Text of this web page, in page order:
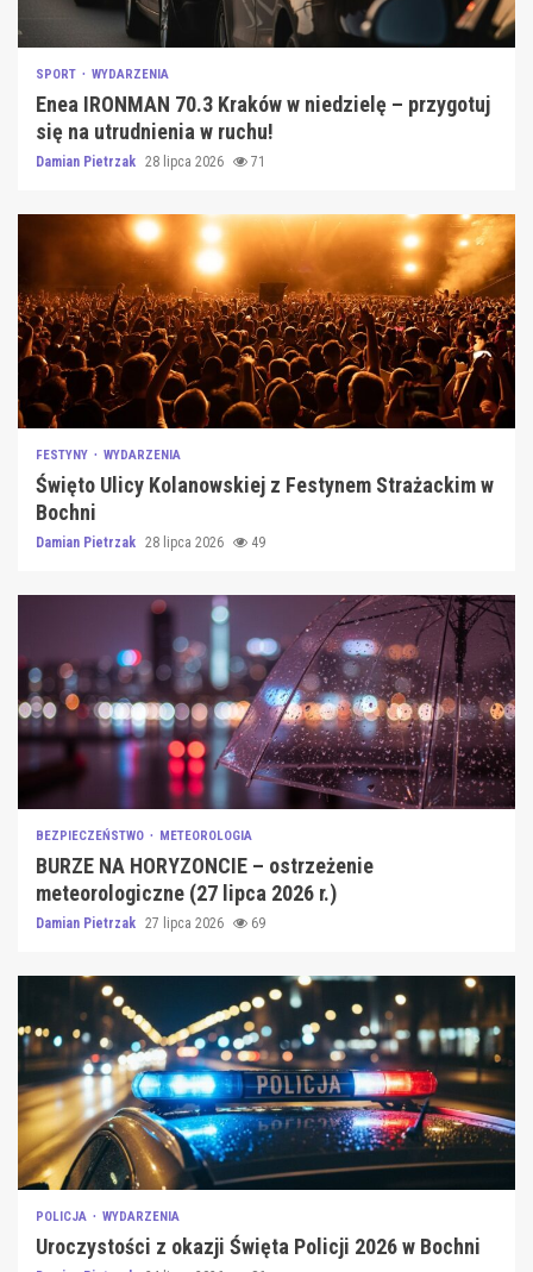
SPORT WYDARZENIA
Enea IRONMAN 70.3 Kraków w niedzielę – przygotuj
się na utrudnienia w ruchu!
Damian Pietrzak 28 lipca 2026 71
FESTYNY WYDARZENIA
Święto Ulicy Kolanowskiej z Festynem Strażackim w
Bochni
Damian Pietrzak 28 lipca 2026 49
BEZPIECZEŃSTWO METEOROLOGIA
BURZE NA HORYZONCIE – ostrzeżenie
meteorologiczne (27 lipca 2026 r.)
Damian Pietrzak 27 lipca 2026 69
POLICJA WYDARZENIA
Uroczystości z okazji Święta Policji 2026 w Bochni